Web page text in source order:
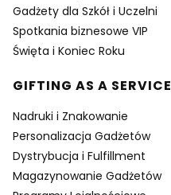
Gadżety dla Szkół i Uczelni
Spotkania biznesowe VIP
Święta i Koniec Roku
GIFTING AS A SERVICE
Nadruki i Znakowanie
Personalizacja Gadżetów
Dystrybucja i Fulfillment
Magazynowanie Gadżetów